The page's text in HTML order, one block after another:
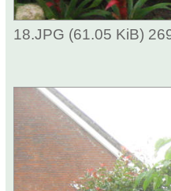
18.JPG (61.05 KiB)